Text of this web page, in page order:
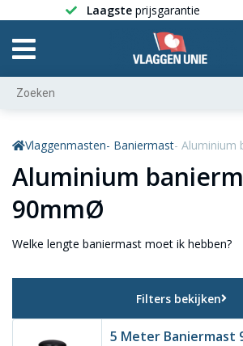
Laagste prijsgarantie
Vlaggenmasten- Baniermast- Aluminium
Aluminium
90mmØ
Welke lengte baniermast moet ik hebben?
Filters bekijken
5 Meter Baniermast